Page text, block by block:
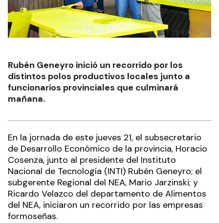
Rubén Geneyro inició un recorrido por los
distintos polos productivos locales junto a
funcionarios provinciales que culminará
mañana.
En la jornada de este jueves 21, el subsecretario
de Desarrollo Económico de la provincia, Horacio
Cosenza, junto al presidente del Instituto
Nacional de Tecnología (INTI) Rubén Geneyro; el
subgerente Regional del NEA, Mario Jarzinski; y
Ricardo Velazco del departamento de Alimentos
del NEA, iniciaron un recorrido por las empresas
formoseñas.